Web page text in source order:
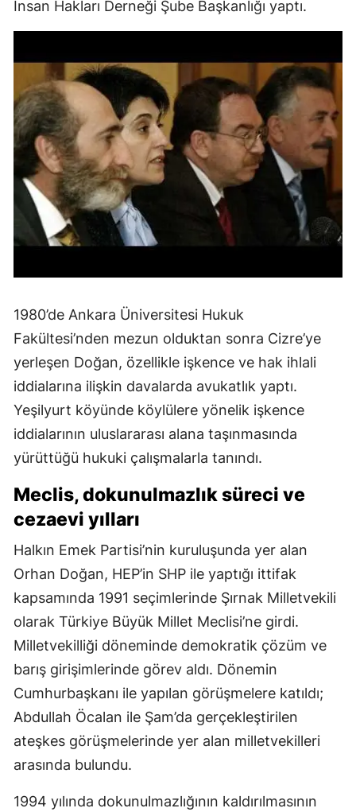
İnsan Hakları Derneği Şube Başkanlığı yaptı.
1980’de Ankara Üniversitesi Hukuk
Fakültesi’nden mezun olduktan sonra Cizre’ye
yerleşen Doğan, özellikle işkence ve hak ihlali
iddialarına ilişkin davalarda avukatlık yaptı.
Yeşilyurt köyünde köylülere yönelik işkence
iddialarının uluslararası alana taşınmasında
yürüttüğü hukuki çalışmalarla tanındı.
Meclis, dokunulmazlık süreci ve
cezaevi yılları
Halkın Emek Partisi’nin kuruluşunda yer alan
Orhan Doğan, HEP’in SHP ile yaptığı ittifak
kapsamında 1991 seçimlerinde Şırnak Milletvekili
olarak Türkiye Büyük Millet Meclisi’ne girdi.
Milletvekilliği döneminde demokratik çözüm ve
barış girişimlerinde görev aldı. Dönemin
Cumhurbaşkanı ile yapılan görüşmelere katıldı;
Abdullah Öcalan ile Şam’da gerçekleştirilen
ateşkes görüşmelerinde yer alan milletvekilleri
arasında bulundu.
1994 yılında dokunulmazlığının kaldırılmasının